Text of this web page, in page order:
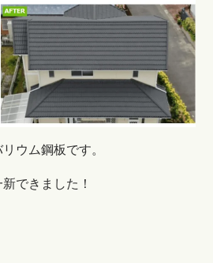
ウム鋼板です。
できました！